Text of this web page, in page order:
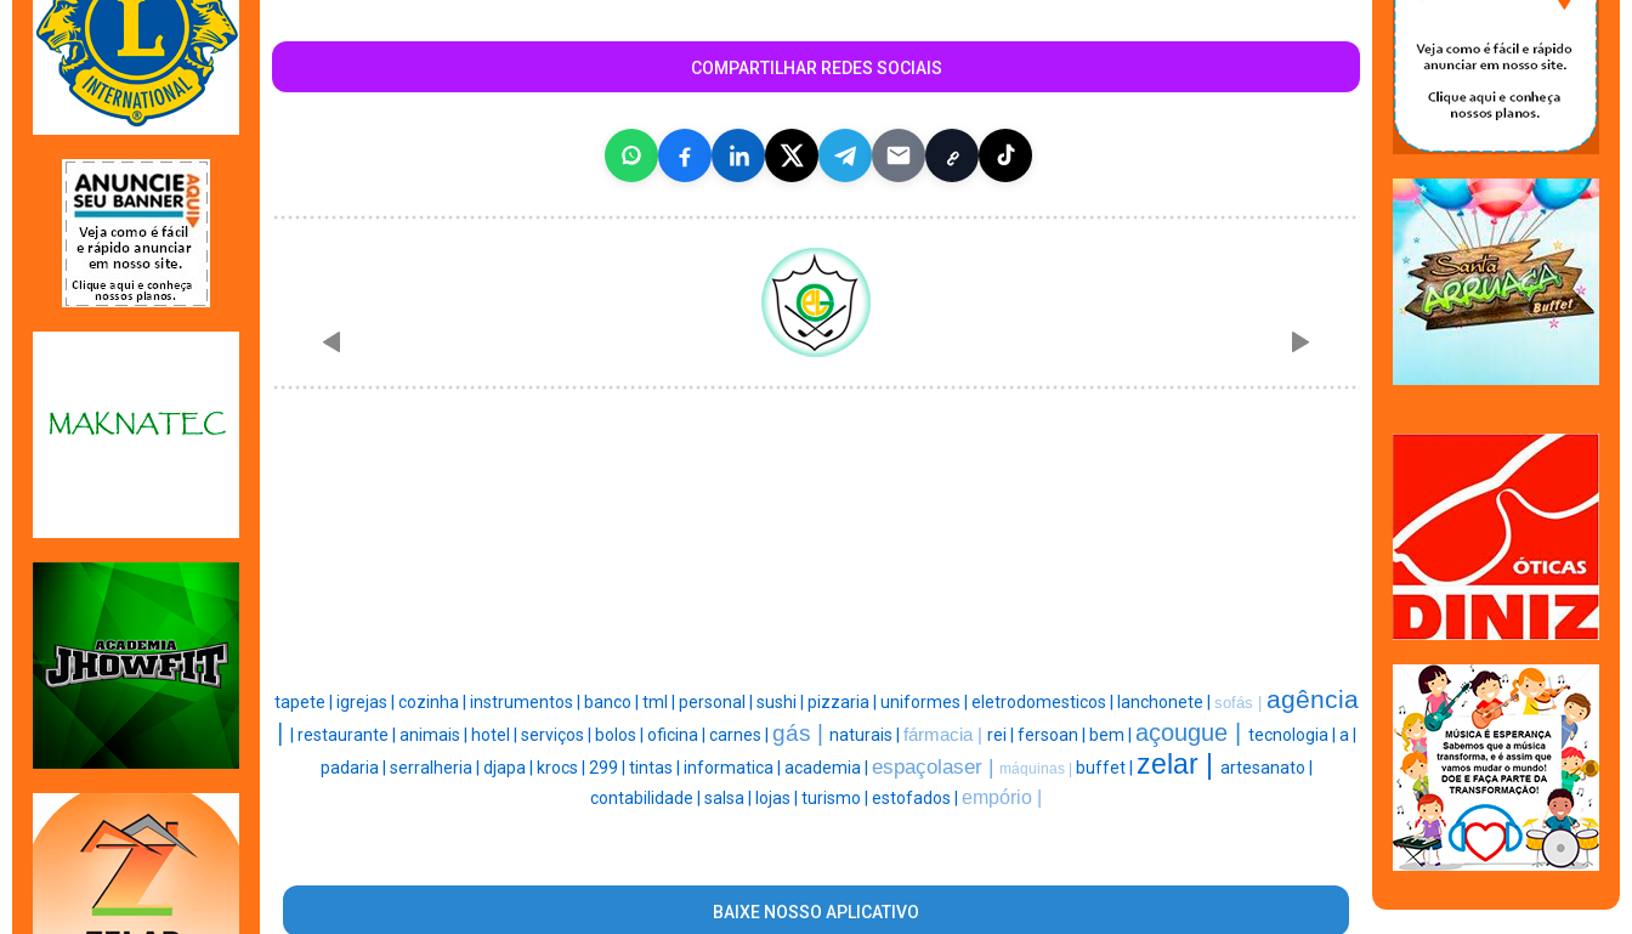
COMPARTILHAR REDES SOCIAIS
tapete | igrejas | cozinha | instrumentos | banco | tml | personal | sushi | pizzaria | uniformes | eletrodomesticos | lanchonete | sofás | agência
|
restaurante | animais | hotel | serviços | bolos | oficina | carnes | gás | naturais | fármacia | rei | fersoan | bem | açougue | tecnologia | a |
padaria | serralheria | djapa | krocs | 299 | tintas | informatica | academia | espaçolaser | máquinas | buffet | zelar |
artesanato |
contabilidade | salsa | lojas | turismo | estofados | empório |
BAIXE NOSSO APLICATIVO